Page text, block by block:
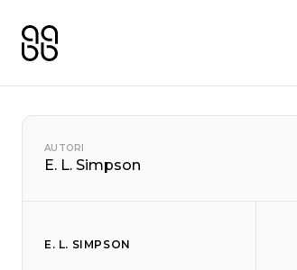
AUTORI
E. L. Simpson
E. L. SIMPSON